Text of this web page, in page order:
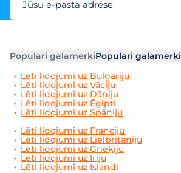
Jūsu e-pasta adrese
Populāri galamērķiPopulāri galamērķi
Lēti lidojumi uz Bulgāriju
Lēti lidojumi uz Vāciju
Lēti lidojumi uz Dāniju
Lēti lidojumi uz Ēģipti
Lēti lidojumi uz Spāniju
Lēti lidojumi uz Franciju
Lēti lidojumi uz Lielbritāniju
Lēti lidojumi uz Grieķiju
Lēti lidojumi uz Īriju
Lēti lidojumi uz Islandi